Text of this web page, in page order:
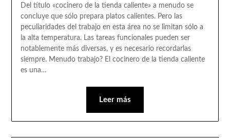
Del título «cocinero de la tienda caliente» a menudo se
concluye que sólo prepara platos calientes. Pero las
peculiaridades del trabajo en esta área no se limitan sólo a
la alta temperatura. Las tareas funcionales pueden ser
notablemente más diversas, y es necesario recordarlas
siempre. Menudo trabajo? El cocinero de la tienda caliente
es una…
Leer más